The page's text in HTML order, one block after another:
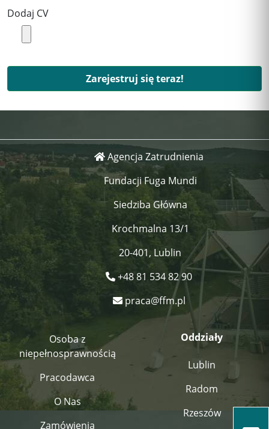
Dodaj CV
Zarejestruj się teraz!
Agencja Zatrudnienia
Fundacji Fuga Mundi
Siedziba Główna
Krochmalna 13/1
20-401, Lublin
+48 81 534 82 90
praca@ffm.pl
Osoba z
niepełnosprawnością
Pracodawca
O Nas
Zamówienia
Oddziały
Lublin
Radom
Rzeszów